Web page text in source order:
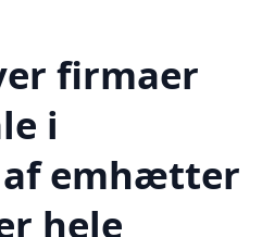
firmaer
i
emhætter
hele